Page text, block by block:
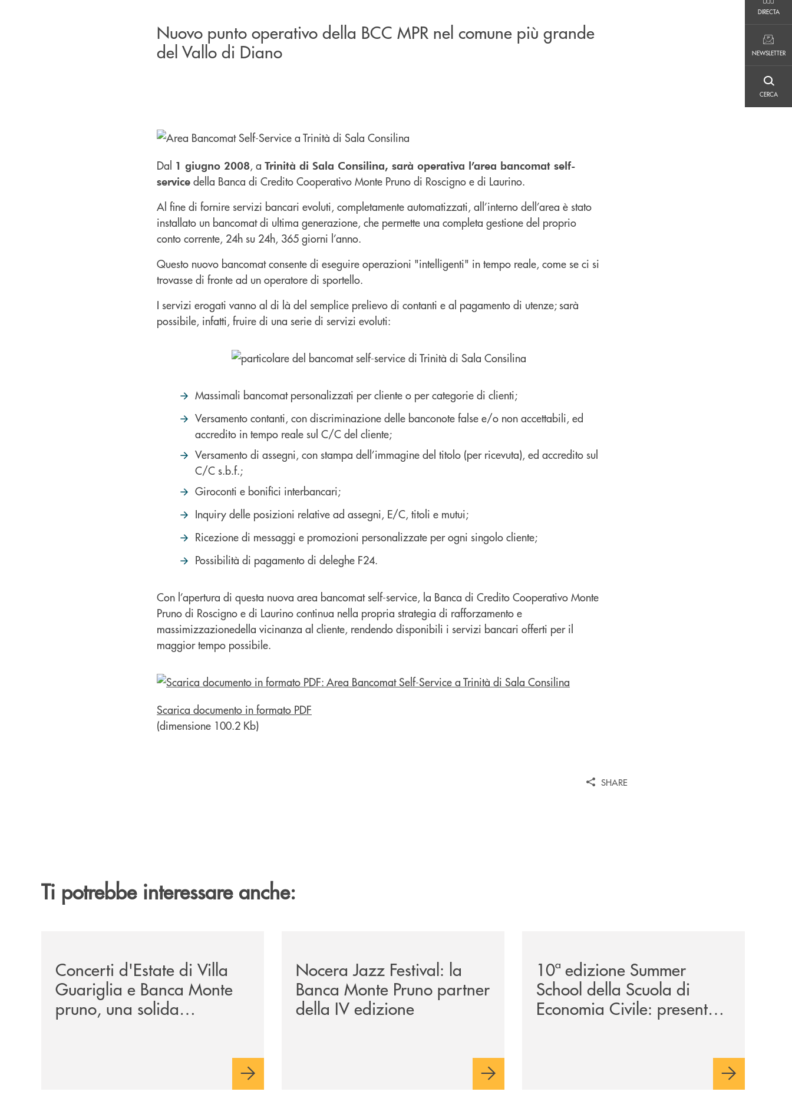
DIRECTA
NEWSLETTER
CERCA
Nuovo punto operativo della BCC MPR nel comune più grande
del Vallo di Diano
Dal 1 giugno 2008, a Trinità di Sala Consilina, sarà operativa l’area bancomat self-
service della Banca di Credito Cooperativo Monte Pruno di Roscigno e di Laurino.
Al fine di fornire servizi bancari evoluti, completamente automatizzati, all’interno dell’area è stato
installato un bancomat di ultima generazione, che permette una completa gestione del proprio
conto corrente, 24h su 24h, 365 giorni l’anno.
Questo nuovo bancomat consente di eseguire operazioni "intelligenti" in tempo reale, come se ci si
trovasse di fronte ad un operatore di sportello.
I servizi erogati vanno al di là del semplice prelievo di contanti e al pagamento di utenze; sarà
possibile, infatti, fruire di una serie di servizi evoluti:
Massimali bancomat personalizzati per cliente o per categorie di clienti;
Versamento contanti, con discriminazione delle banconote false e/o non accettabili, ed
accredito in tempo reale sul C/C del cliente;
Versamento di assegni, con stampa dell’immagine del titolo (per ricevuta), ed accredito sul
C/C s.b.f.;
Giroconti e bonifici interbancari;
Inquiry delle posizioni relative ad assegni, E/C, titoli e mutui;
Ricezione di messaggi e promozioni personalizzate per ogni singolo cliente;
Possibilità di pagamento di deleghe F24.
Con l’apertura di questa nuova area bancomat self-service, la Banca di Credito Cooperativo Monte
Pruno di Roscigno e di Laurino continua nella propria strategia di rafforzamento e
massimizzazionedella vicinanza al cliente, rendendo disponibili i servizi bancari offerti per il
maggior tempo possibile.
Scarica documento in formato PDF
(dimensione 100.2 Kb)
SHARE
Ti potrebbe interessare anche:
Concerti d'Estate di Villa
Guariglia e Banca Monte
pruno, una solida
collaborazione anche per
Nocera Jazz Festival: la
Banca Monte Pruno partner
della IV edizione
10ª edizione Summer
School della Scuola di
Economia Civile: presente
anche la Banca Monte